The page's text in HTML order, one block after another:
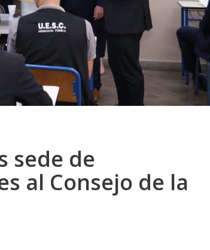
sede de
al Consejo de la